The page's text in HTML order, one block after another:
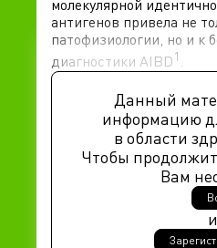
молекулярной
антигенов привела не
патофизиологии, но и к
диагностики AIBD1 .
Данный
информацию
в области
Чтобы
Вам